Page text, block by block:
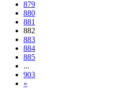
879
880
881
882
883
884
885
...
903
»